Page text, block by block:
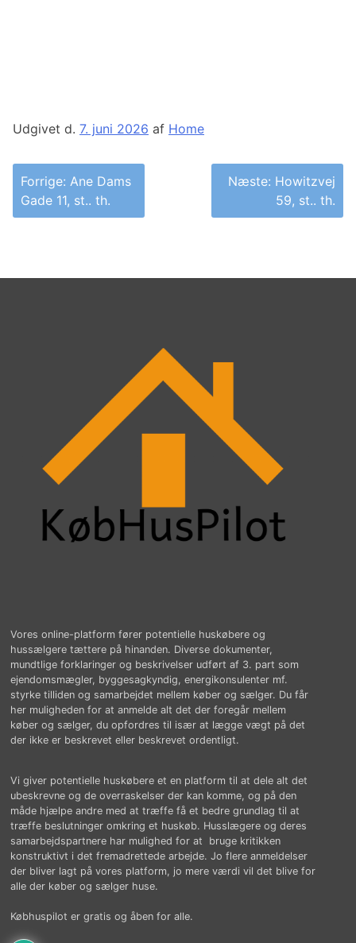
Udgivet d. 7. juni 2026 af Home
Indlægsnavigation
Forrige: Ane Dams
Gade 11, st.. th.
Næste: Howitzvej
59, st.. th.
Vores online-platform fører potentielle huskøbere og
hussælgere tættere på hinanden. Diverse dokumenter,
mundtlige forklaringer og beskrivelser udført af 3. part som
ejendomsmægler, byggesagkyndig, energikonsulenter mf.
styrke tilliden og samarbejdet mellem køber og sælger. Du får
her muligheden for at anmelde alt det der foregår mellem
køber og sælger, du opfordres til især at lægge vægt på det
der ikke er beskrevet eller beskrevet ordentligt.
Vi giver potentielle huskøbere et en platform til at dele alt det
ubeskrevne og de overraskelser der kan komme, og på den
måde hjælpe andre med at træffe få et bedre grundlag til at
træffe beslutninger omkring et huskøb. Husslægere og deres
samarbejdspartnere har mulighed for at bruge kritikken
konstruktivt i det fremadrettede arbejde. Jo flere anmeldelser
der bliver lagt på vores platform, jo mere værdi vil det blive for
alle der køber og sælger huse.
Købhuspilot er gratis og åben for alle.